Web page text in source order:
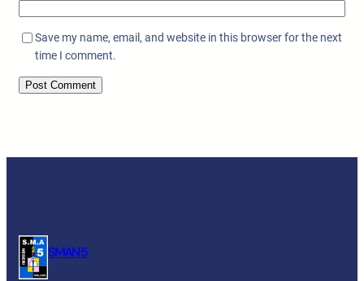
Save my name, email, and website in this browser for the next
time I comment.
SMAN 5